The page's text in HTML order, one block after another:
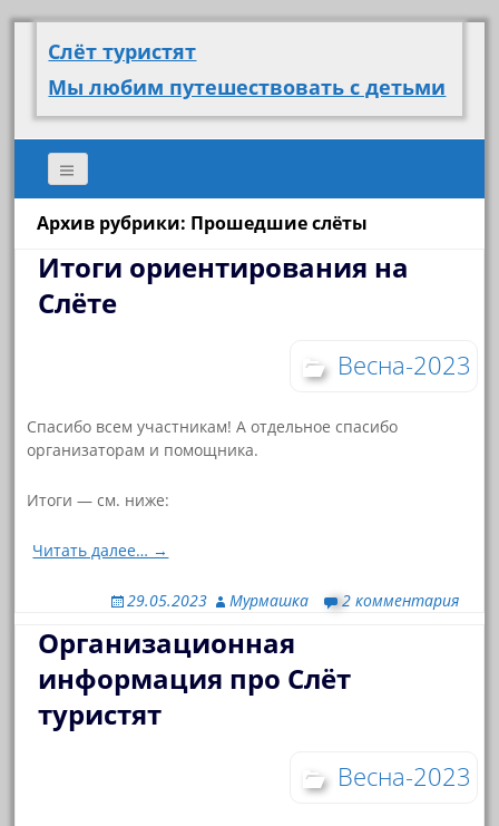
Слёт туристят
Мы любим путешествовать с детьми
Архив рубрики: Прошедшие слёты
Итоги ориентирования на
Слёте
Весна-2023
Спасибо всем участникам! А отдельное спасибо
организаторам и помощника.
Итоги — см. ниже:
Читать далее… →
29.05.2023 Мурмашка 2 комментария
Организационная
информация про Слёт
туристят
Весна-2023